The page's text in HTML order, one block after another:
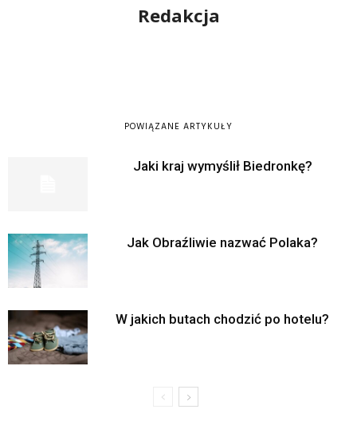
Redakcja
POWIĄZANE ARTYKUŁY
Jaki kraj wymyślił Biedronkę?
Jak Obraźliwie nazwać Polaka?
W jakich butach chodzić po hotelu?